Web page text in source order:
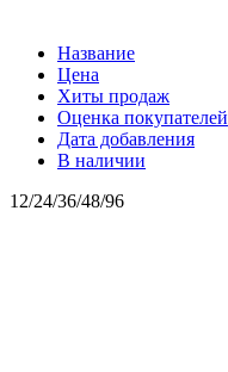
Название
Цена
Хиты продаж
Оценка покупателей
Дата добавления
В наличии
12/24/36/48/96